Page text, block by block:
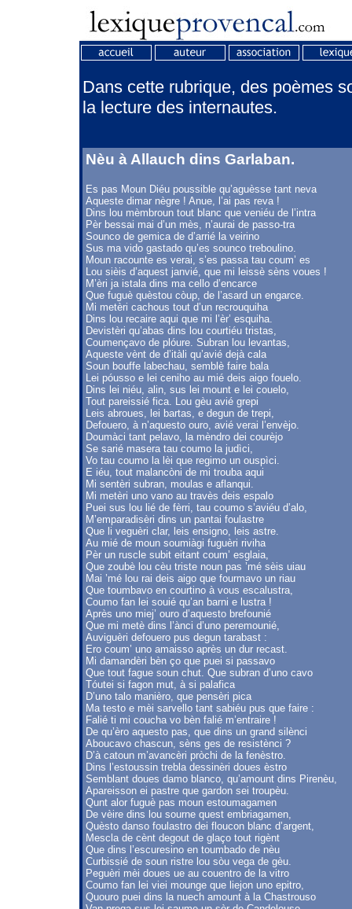
Dans cette rubrique, des poèmes
la lecture des internautes.
Nèu à Allauch dins Garlaban.
Es pas Moun Diéu poussible qu’aguèsse tant neva
Aqueste dimar nègre ! Anue, l’ai pas reva !
Dins lou mèmbroun tout blanc que veniéu de l’intra
Pèr bessai mai d’un mès, n’aurai de passo-tra
Sounco de gemica de d’arrié la veirino
Sus ma vido gastado qu’es sounco treboulino.
Moun racounte es verai, s’es passa tau coum’ es
Lou sièis d’aquest janvié, que mi leissè sèns voues !
M’èri ja istala dins ma cello d’encarce
Que fuguè quèstou còup, de l’asard un engarce.
Mi metèri cachous tout d’un recrouquiha
Dins lou recaire aqui que mi l’èr’ esquiha.
Devistèri qu’abas dins lou courtiéu tristas,
Coumençavo de plóure. Subran lou levantas,
Aqueste vènt de d’itàli qu’avié dejà cala
Soun bouffe labechau, semblè faire bala
Lei póusso e lei ceniho au mié deis aigo fouelo.
Dins lei niéu, alin, sus lei mount e lei couelo,
Tout pareissié fica. Lou gèu avié grepi
Leis abroues, lei bartas, e degun de trepi,
Defouero, à n’aquesto ouro, avié verai l’envèjo.
Doumàci tant pelavo, la mèndro dei courèjo
Se sarié masera tau coumo la judìci,
Vo tau coumo la lèi que regimo un ouspìci.
E iéu, tout malancòni de mi trouba aqui
Mi sentèri subran, moulas e aflanqui.
Mi metèri uno vano au travès deis espalo
Puei sus lou lié de fèrri, tau coumo s’aviéu d’alo,
M’emparadisèri dins un pantai foulastre
Que li veguèri clar, leis ensigno, leis astre.
Au mié de moun soumiàgi fuguèri riviha
Pèr un ruscle subit eitant coum’ esglaia,
Que zoubè lou cèu triste noun pas ’mé sèis uiau
Mai ’mé lou rai deis aigo que fourmavo un riau
Que toumbavo en courtino à vous escalustra,
Coumo fan lei souié qu’an barni e lustra !
Après uno miej’ ouro d’aquesto brefounié
Que mi metè dins l’ànci d’uno peremounié,
Auviguèri defouero pus degun tarabast :
Ero coum’ uno amaisso après un dur recast.
Mi damandèri bèn ço que puei si passavo
Que tout fague soun chut. Que subran d’uno cavo
Tóutei si fagon mut, à si palafica
D’uno talo manièro, que pensèri pica
Ma testo e mèi sarvello tant sabiéu pus que faire :
Falié ti mi coucha vo bèn falié m’entraire !
De qu’èro aquesto pas, que dins un grand silènci
Aboucavo chascun, sèns ges de resistènci ?
D’à catoun m’avancèri pròchi de la fenèstro.
Dins l’estoussin trebla dessinèri doues èstro
Semblant doues damo blanco, qu’amount dins Pirenèu,
Apareisson ei pastre que gardon sei troupèu.
Qunt alor fuguè pas moun estoumagamen
De vèire dins lou sourne quest embriagamen,
Quèsto danso foulastro dei floucon blanc d’argent,
Mescla de cènt degout de glaço tout rigènt
Que dins l’escuresino en toumbado de nèu
Curbissié de soun ristre lou sòu vega de gèu.
Peguèri mèi doues ue au couentro de la vitro
Coumo fan lei viei mounge que liejon uno epitro,
Quouro puei dins la nuech amount à la Chastrouso